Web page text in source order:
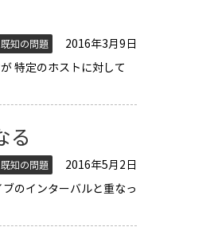
既知の問題
2016年3月9日
特定のホストに対して
る
既知の問題
2016年5月2日
のインターバルと重なっ